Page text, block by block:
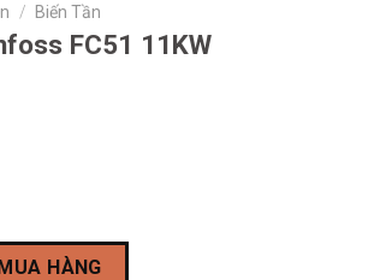
/ Biến Tần
FC51 11KW
11KW (132F0058) quantity
HÀNG